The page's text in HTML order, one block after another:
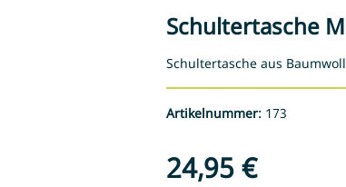
Schultertasche
Schultertasche aus
Artikelnummer: 173
24,95 €